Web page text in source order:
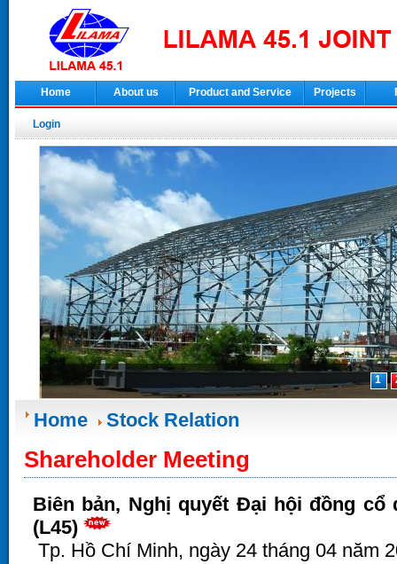
Home About us Product and Service Projects
Login
1
Home Stock Relation
Shareholder Meeting
Biên bản, Nghị quyết Đại hội đồng cổ
(L45)
Tp. Hồ Chí Minh, ngày 24 tháng 04 năm